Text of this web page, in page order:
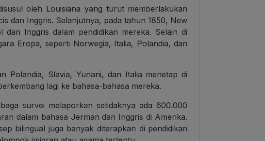
oleh Louisiana yang turut memberlakukan
dan Inggris. Selanjutnya, pada tahun 1850, New
Inggris dalam pendidikan mereka. Selain di
Eropa, seperti Norwegia, Italia, Polandia, dan
Polandia, Slavia, Yunani, dan Italia menetap di
lagi ke bahasa-bahasa mereka.
survei melaporkan setidaknya ada 600.000
dalam bahasa Jerman dan Inggris di Amerika.
bilingual juga banyak diterapkan di pendidikan